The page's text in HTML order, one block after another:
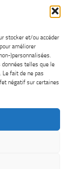
stocker et/ou accéder
améliorer
)personnalisées.
telles que le
Le fait de ne pas
négatif sur certaines